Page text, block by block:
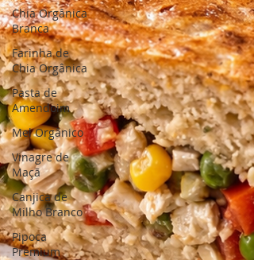
Chia Orgânica
Branca
Farinha de
Chia Orgânica
Pasta de
Amendoim
Mel Orgânico
Vinagre de
Maçã
Canjica de
Milho Branco
Pipoca
Premium